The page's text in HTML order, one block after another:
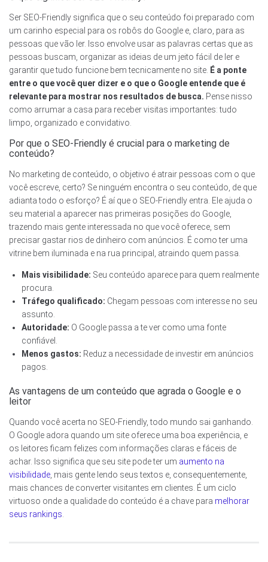
Ser SEO-Friendly significa que o seu conteúdo foi preparado com
um carinho especial para os robôs do Google e, claro, para as
pessoas que vão ler. Isso envolve usar as palavras certas que as
pessoas buscam, organizar as ideias de um jeito fácil de ler e
garantir que tudo funcione bem tecnicamente no site. É a ponte
entre o que você quer dizer e o que o Google entende que é
relevante para mostrar nos resultados de busca. Pense nisso
como arrumar a casa para receber visitas importantes: tudo
limpo, organizado e convidativo.
Por que o SEO-Friendly é crucial para o marketing de
conteúdo?
No marketing de conteúdo, o objetivo é atrair pessoas com o que
você escreve, certo? Se ninguém encontra o seu conteúdo, de que
adianta todo o esforço? É aí que o SEO-Friendly entra. Ele ajuda o
seu material a aparecer nas primeiras posições do Google,
trazendo mais gente interessada no que você oferece, sem
precisar gastar rios de dinheiro com anúncios. É como ter uma
vitrine bem iluminada e na rua principal, atraindo quem passa.
Mais visibilidade: Seu conteúdo aparece para quem realmente
procura.
Tráfego qualificado: Chegam pessoas com interesse no seu
assunto.
Autoridade: O Google passa a te ver como uma fonte
confiável.
Menos gastos: Reduz a necessidade de investir em anúncios
pagos.
As vantagens de um conteúdo que agrada o Google e o
leitor
Quando você acerta no SEO-Friendly, todo mundo sai ganhando.
O Google adora quando um site oferece uma boa experiência, e
os leitores ficam felizes com informações claras e fáceis de
achar. Isso significa que seu site pode ter um aumento na
visibilidade, mais gente lendo seus textos e, consequentemente,
mais chances de converter visitantes em clientes. É um ciclo
virtuoso onde a qualidade do conteúdo é a chave para melhorar
seus rankings.